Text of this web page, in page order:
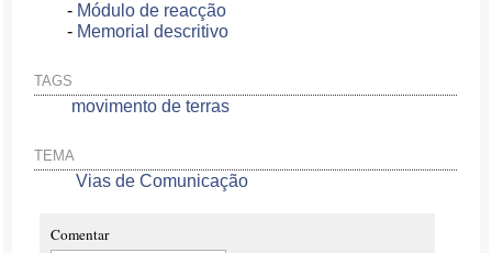
- Módulo de reacção
- Memorial descritivo
TAGS
movimento de terras
TEMA
Vias de Comunicação
Comentar